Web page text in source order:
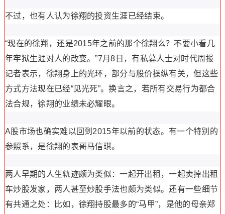
不过，也有人认为徐翔的投资生涯已经结束。
“现在的徐翔，还是2015年之前的那个徐翔么？不要小看几
年牢狱生涯对人的改变。”7月8日，有私募人士对时代周报
记者表示，徐翔身上的光环，部分与股价操纵有关，但这些
方式方法现在已经“见光死”。换言之，若所有交易行为都合
法合规，徐翔的业绩未必耀眼。
A股市场也确实难以回到2015年以前的状态。有一个特别的
参照系，是徐翔的表哥马信琪。
两人早期的人生轨迹颇为类似：一起开出租，一起卖掉出租
车炒股发家，两人甚至炒股手法也颇为类似。还有一些细节
有共通之处：比如，徐翔持股最多的“马甲”，是他的母亲郑